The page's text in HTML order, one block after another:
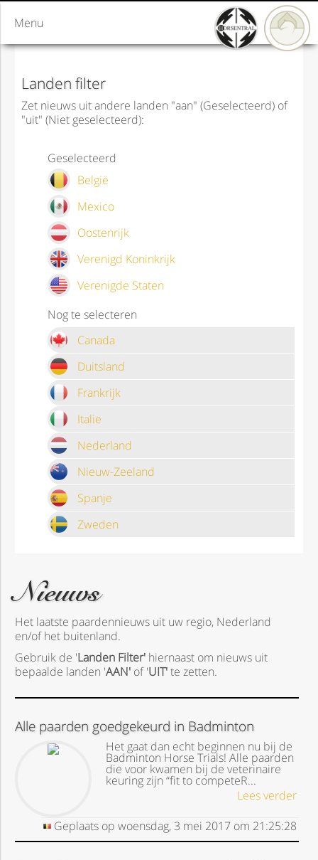
Menu
Landen filter
Zet nieuws uit andere landen "aan" (Geselecteerd) of
"uit" (Niet geselecteerd):
Geselecteerd
België
Mexico
Oostenrijk
Verenigd Koninkrijk
Verenigde Staten
Nog te selecteren
Canada
Duitsland
Frankrijk
Italie
Nederland
Nieuw-Zeeland
Spanje
Zweden
Nieuws
Het laatste paardennieuws uit uw regio, Nederland
en/of het buitenland.
Gebruik de 'Landen Filter' hiernaast om nieuws uit
bepaalde landen 'AAN' of 'UIT'te zetten.
Alle paarden goedgekeurd in Badminton
Het gaat dan echt beginnen nu bij de
Badminton Horse Trials! Alle paarden
die voor kwamen bij de veterinaire
keuring zijn “fit to competeR...
Lees verder
Geplaats op woensdag, 3 mei 2017 om 21:25:28